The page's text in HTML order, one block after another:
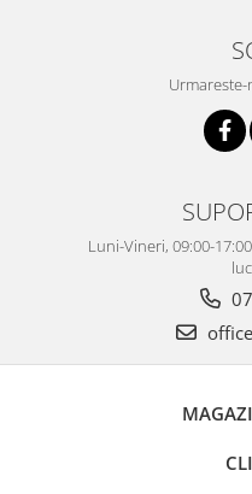
Luni-Vineri, 09:00-